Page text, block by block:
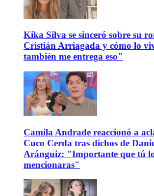
Kika Silva se sinceró sobre su
Cristián Arriagada y cómo lo
también me entrega eso"
Camila Andrade reaccionó a
Cuco Cerda tras dichos de
Aránguiz: "Importante que tú
mencionaras"